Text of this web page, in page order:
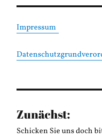
Impressum
Zunächst:
Schicken Sie uns doch